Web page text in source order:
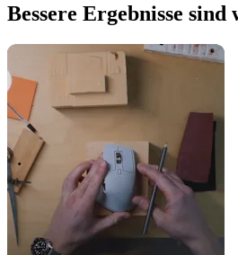
Bessere Ergebnisse sind